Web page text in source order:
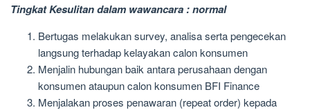
Tingkat Kesulitan dalam wawancara : normal
Bertugas melakukan survey, analisa serta pengecekan
langsung terhadap kelayakan calon konsumen
Menjalin hubungan baik antara perusahaan dengan
konsumen ataupun calon konsumen BFI Finance
Menjalakan proses penawaran (repeat order) kepada